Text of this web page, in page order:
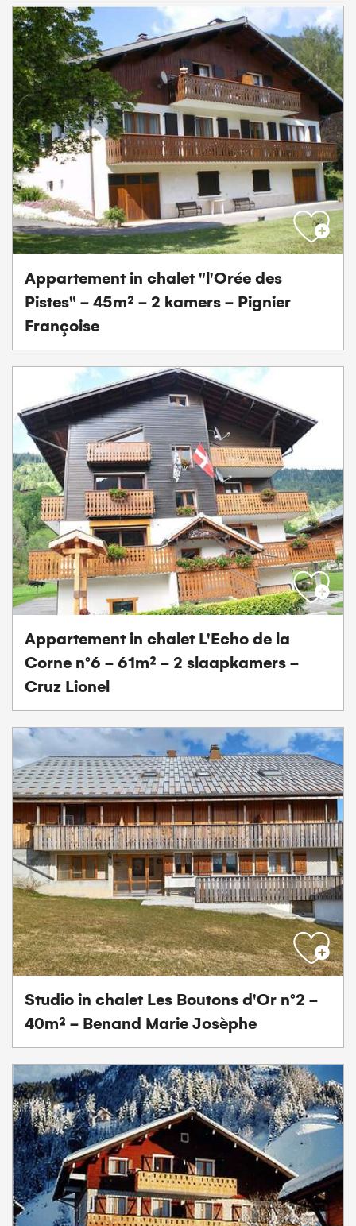
Appartement in chalet "l'Orée des
Pistes" - 45m² - 2 kamers - Pignier
Françoise
Appartement in chalet L'Echo de la
Corne n°6 - 61m² - 2 slaapkamers -
Cruz Lionel
Studio in chalet Les Boutons d'Or n°2 -
40m² - Benand Marie Josèphe